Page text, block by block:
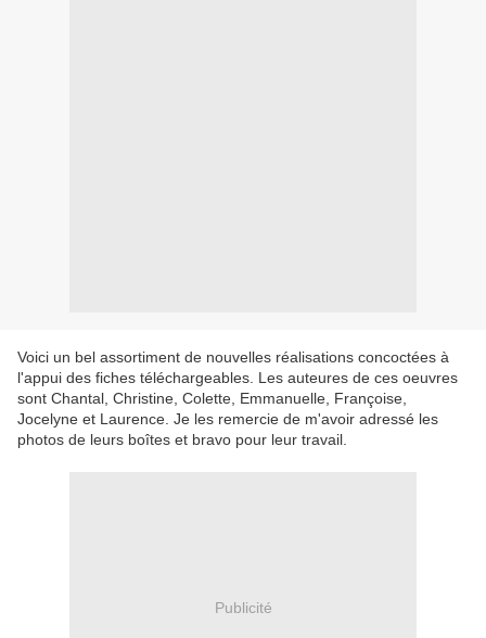
Voici un bel assortiment de nouvelles réalisations concoctées à
l'appui des fiches téléchargeables. Les auteures de ces oeuvres
sont Chantal, Christine, Colette, Emmanuelle, Françoise,
Jocelyne et Laurence. Je les remercie de m'avoir adressé les
photos de leurs boîtes et bravo pour leur travail.
Publicité